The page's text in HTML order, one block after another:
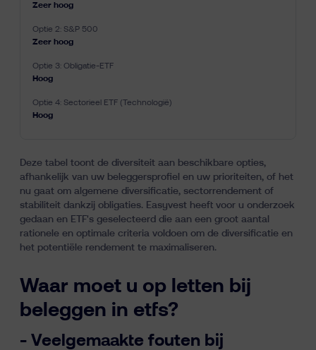
Zeer hoog
Zeer hoog
Hoog
Hoog
Deze tabel toont de diversiteit aan beschikbare opties,
afhankelijk van uw beleggersprofiel en uw prioriteiten, of het
nu gaat om algemene diversificatie, sectorrendement of
stabiliteit dankzij obligaties. Easyvest heeft voor u onderzoek
gedaan en ETF's geselecteerd die aan een groot aantal
rationele en optimale criteria voldoen om de diversificatie en
het potentiële rendement te maximaliseren.
Waar moet u op letten bij
beleggen in etfs?
- Veelgemaakte fouten bij